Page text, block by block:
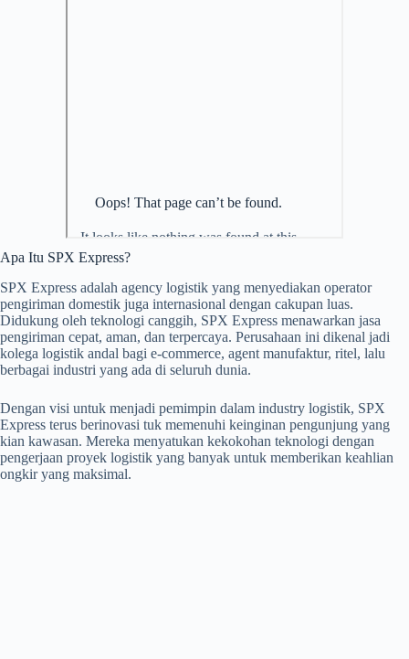
Apa Itu SPX Express?
SPX Express adalah agency logistik yang menyediakan operator
pengiriman domestik juga internasional dengan cakupan luas.
Didukung oleh teknologi canggih, SPX Express menawarkan jasa
pengiriman cepat, aman, dan terpercaya. Perusahaan ini dikenal jadi
kolega logistik andal bagi e-commerce, agent manufaktur, ritel, lalu
berbagai industri yang ada di seluruh dunia.
Dengan visi untuk menjadi pemimpin dalam industry logistik, SPX
Express terus berinovasi tuk memenuhi keinginan pengunjung yang
kian kawasan. Mereka menyatukan kekokohan teknologi dengan
pengerjaan proyek logistik yang banyak untuk memberikan keahlian
ongkir yang maksimal.